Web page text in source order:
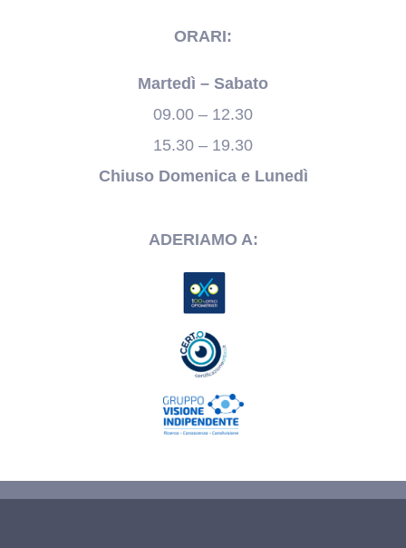
ORARI:
Martedì – Sabato
09.00 – 12.30
15.30 – 19.30
Chiuso Domenica e Lunedì
ADERIAMO A: